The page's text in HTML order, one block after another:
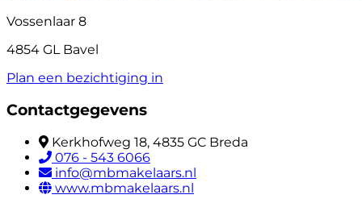
Vossenlaar 8
4854 GL Bavel
Plan een bezichtiging in
Contactgegevens
Kerkhofweg 18, 4835 GC Breda
076 - 543 6066
info@mbmakelaars.nl
www.mbmakelaars.nl